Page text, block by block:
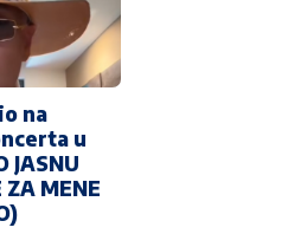
na
u
JASNU
ZA MENE